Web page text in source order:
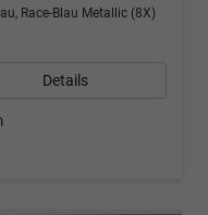
Race-Blau Metallic (8X)
Details